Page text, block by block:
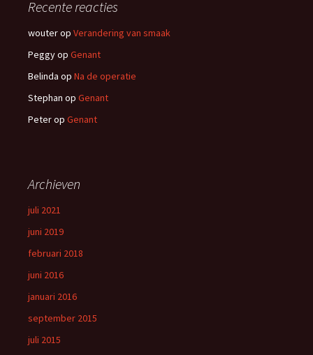
Recente reacties
wouterop Verandering van smaak
Peggyop Genant
Belinda op Na de operatie
Stephan op Genant
Peterop Genant
Archieven
juli 2021
juni 2019
februari 2018
juni 2016
januari 2016
september 2015
juli 2015